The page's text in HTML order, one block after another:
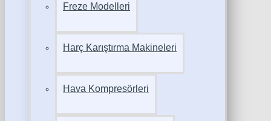
Freze Modelleri
Harç Karıştırma Makineleri
Hava Kompresörleri